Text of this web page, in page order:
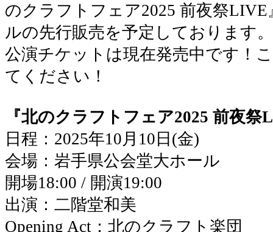
のクラフトフェア2025 前夜祭
ルの先行販売を予定しております。
公演チケットは現在発売中です！
てください！
『北のクラフトフェア2025 前夜祭
日程：2025年10月10日(金)
会場：岩手県公会堂大ホール
開場18:00 / 開演19:00
出演：二階堂和美
Opening Act：北のクラフト楽団